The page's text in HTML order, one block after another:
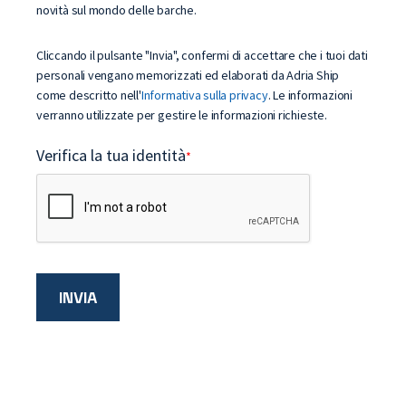
novità sul mondo delle barche.
Cliccando il pulsante "Invia", confermi di accettare che i tuoi dati
personali vengano memorizzati ed elaborati da Adria Ship
come descritto nell'Informativa sulla privacy. Le informazioni
verranno utilizzate per gestire le informazioni richieste.
Verifica la tua identità*
INVIA